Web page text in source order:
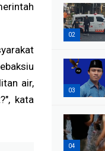
air,
kata